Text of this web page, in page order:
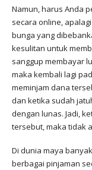
Namun, harus Anda
secara online,
bunga yang
kesulitan untuk
sanggup membayar
maka kembali lagi
meminjam dana
dan ketika sudah
dengan lunas. Jadi,
tersebut, maka tidak
Di dunia maya
berbagai pinjaman